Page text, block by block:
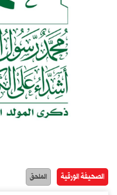
الصحيفة الورقية الملحق